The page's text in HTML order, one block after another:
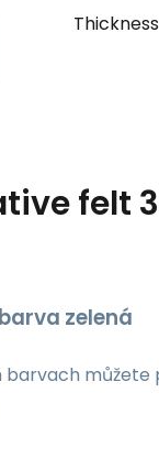
felt
zelená
můžete